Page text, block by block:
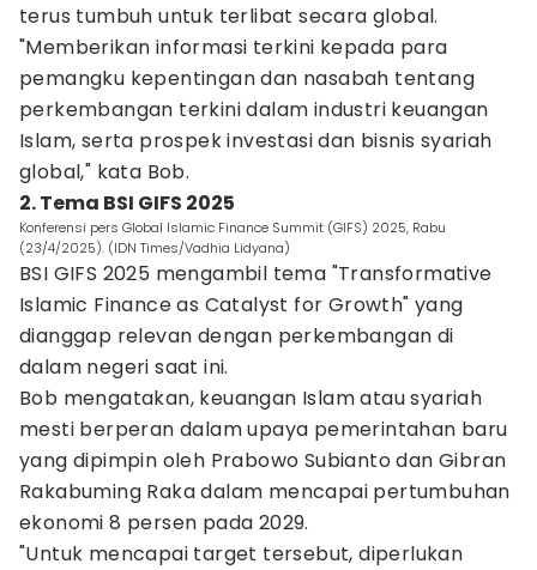
terus tumbuh untuk terlibat secara global.
"Memberikan informasi terkini kepada para
pemangku kepentingan dan nasabah tentang
perkembangan terkini dalam industri keuangan
Islam, serta prospek investasi dan bisnis syariah
global," kata Bob.
2. Tema BSI GIFS 2025
Konferensi pers Global Islamic Finance Summit (GIFS) 2025, Rabu
(23/4/2025). (IDN Times/Vadhia Lidyana)
BSI GIFS 2025 mengambil tema "Transformative
Islamic Finance as Catalyst for Growth" yang
dianggap relevan dengan perkembangan di
dalam negeri saat ini.
Bob mengatakan, keuangan Islam atau syariah
mesti berperan dalam upaya pemerintahan baru
yang dipimpin oleh Prabowo Subianto dan Gibran
Rakabuming Raka dalam mencapai pertumbuhan
ekonomi 8 persen pada 2029.
"Untuk mencapai target tersebut, diperlukan